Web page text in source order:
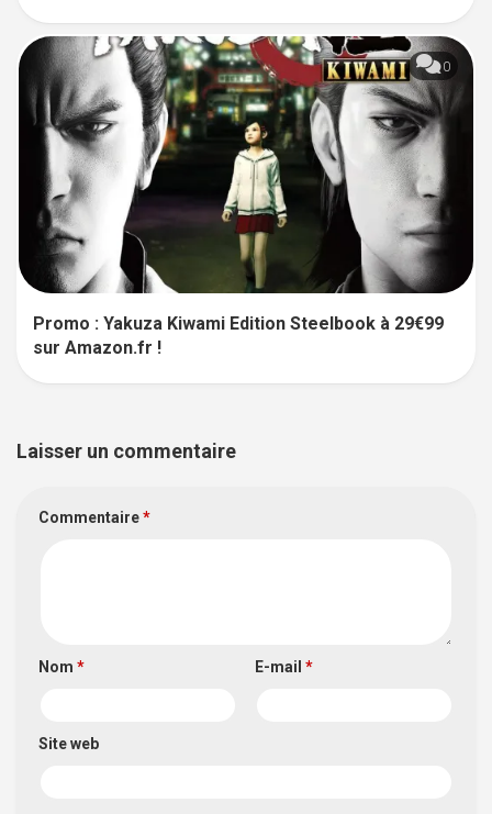
0
Promo : Yakuza Kiwami Edition Steelbook à 29€99
sur Amazon.fr !
Laisser un commentaire
Commentaire*
Nom * E-mail *
Site web